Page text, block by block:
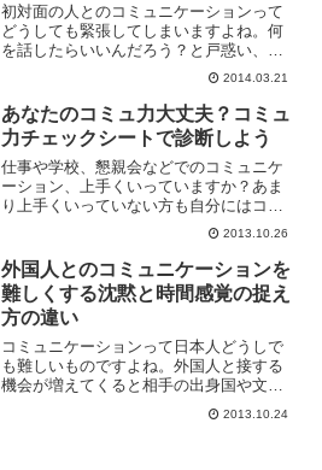
初対面の人とのコミュニケーションって
どうしても緊張してしまいますよね。何
を話したらいいんだろう？と戸惑い、ど
んな話を振ったらいいか？会話の切り口
を見つけるのも一苦労。本日は初対面の
人とのコミュニケーションをスムーズに
進めるコツをご紹介します...
2014.03.21
あなたのコミュ力大丈夫？コミュ
力チェックシートで診断しよう
仕事や学校、懇親会などでのコミュニケ
ーション、上手くいっていますか？あま
り上手くいっていない方も自分にはコミ
ュニケーション力がないから...と諦めな
いでください！コミュニケーション力は
後天的なものですから、今からでも身に
つけることができるん...
2013.10.26
外国人とのコミュニケーションを
難しくする沈黙と時間感覚の捉え
方の違い
コミュニケーションって日本人どうしで
も難しいものですよね。外国人と接する
機会が増えてくると相手の出身国や文化
的背景も考慮してコミュニケーションを
とる必要があるので更に難しくなるでし
2013.10.24